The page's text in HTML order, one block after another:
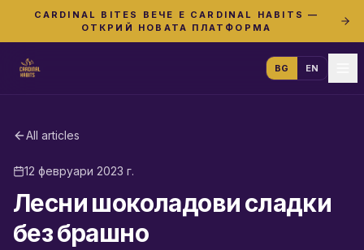
CARDINAL BITES ВЕЧЕ Е CARDINAL HABITS —
ОТКРИЙ НОВАТА ПЛАТФОРМА
BG EN
All articles
12 февруари 2023 г.
Лесни шоколадови сладки
без брашно